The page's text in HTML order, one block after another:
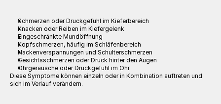
Schmerzen oder Druckgefühl im Kieferbereich
Knacken oder Reiben im Kiefergelenk
Eingeschränkte Mundöffnung
Kopfschmerzen, häufig im Schläfenbereich
Nackenverspannungen und Schulterschmerzen
Gesichtsschmerzen oder Druck hinter den Augen
Ohrgeräusche oder Druckgefühl im Ohr
Diese Symptome können einzeln oder in Kombination auftreten und
sich im Verlauf verändern.